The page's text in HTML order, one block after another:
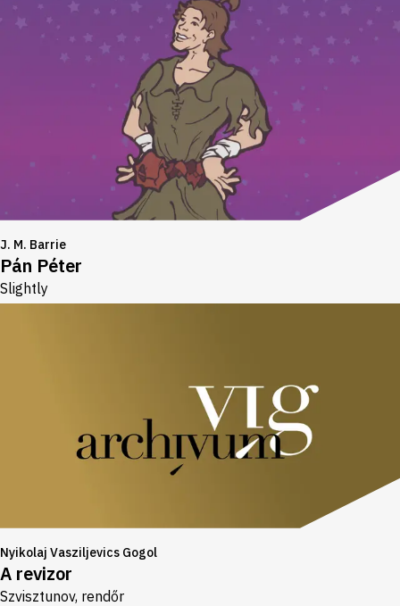
J. M. Barrie
Pán Péter
Slightly
Nyikolaj Vasziljevics Gogol
A revizor
Szvisztunov, rendőr